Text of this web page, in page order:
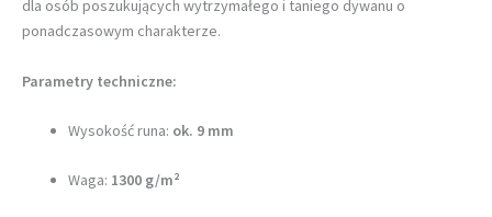
dla osób poszukujących wytrzymałego i taniego dywanu o
ponadczasowym charakterze.
Parametry techniczne:
Wysokość runa: ok. 9 mm
Waga: 1300 g/m²